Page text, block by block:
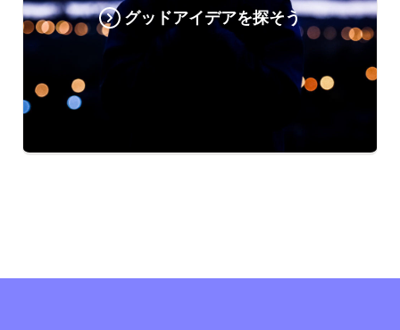
グッドアイデアを探そう